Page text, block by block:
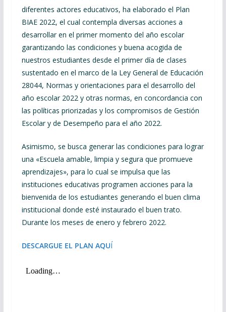
diferentes actores educativos, ha elaborado el Plan
BIAE 2022, el cual contempla diversas acciones a
desarrollar en el primer momento del año escolar
garantizando las condiciones y buena acogida de
nuestros estudiantes desde el primer día de clases
sustentado en el marco de la Ley General de Educación
28044, Normas y orientaciones para el desarrollo del
año escolar 2022 y otras normas, en concordancia con
las políticas priorizadas y los compromisos de Gestión
Escolar y de Desempeño para el año 2022.
Asimismo, se busca generar las condiciones para lograr
una «Escuela amable, limpia y segura que promueve
aprendizajes», para lo cual se impulsa que las
instituciones educativas programen acciones para la
bienvenida de los estudiantes generando el buen clima
institucional donde esté instaurado el buen trato.
Durante los meses de enero y febrero 2022.
DESCARGUE EL PLAN AQUÍ